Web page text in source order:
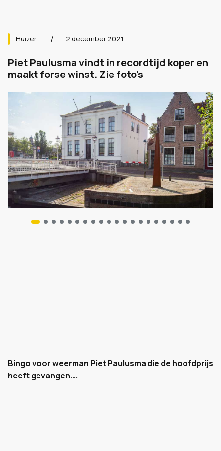
Huizen 2 december 2021
Piet Paulusma vindt in recordtijd koper en
maakt forse winst. Zie foto's
Bingo voor weerman Piet Paulusma die de hoofdprijs
heeft gevangen....